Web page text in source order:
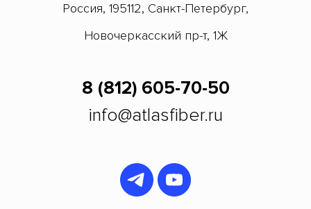
Россия, 195112, Санкт-Петербург,
Новочеркасский пр-т, 1Ж
8 (812) 605-70-50
info@atlasfiber.ru